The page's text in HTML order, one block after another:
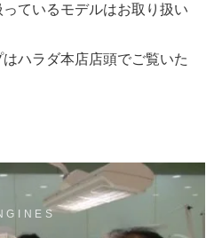
ているモデルはお取り扱い
ハラダ本店店頭でご覧いた